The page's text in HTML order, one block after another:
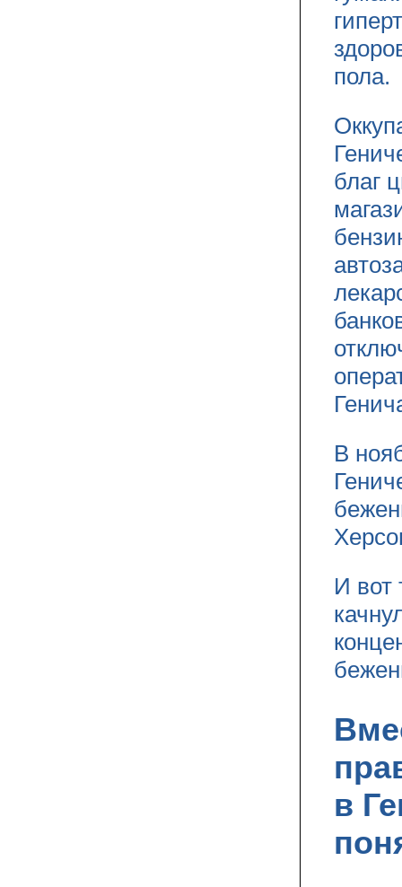
пола.
благ
В
И вот
в